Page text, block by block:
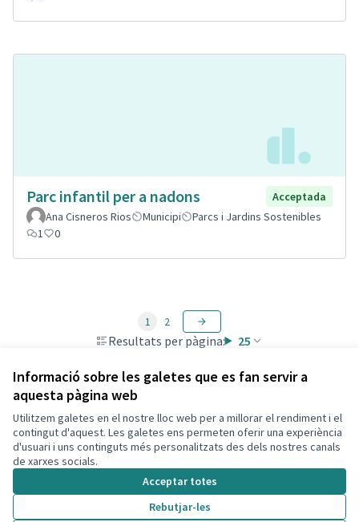
Informació sobre les galetes que es fan servir a
aquesta pàgina web
Utilitzem galetes en el nostre lloc web per a millorar el rendiment i el
contingut d'aquest. Les galetes ens permeten oferir una experiència
d'usuari i uns continguts més personalitzats des dels nostres canals
de xarxes socials.
Acceptar totes
Rebutjar-les
Parc infantil per a nadons
Acceptada
Ana Cisneros Rios
Municipi
Parcs i Jardins Sostenibles
1
0
Resultats per pàgina: 25
1 2
Termes i condicions d'ús
Configuració de les galetes
Decidim Calafell a X
(Enllaç extern)
Decidim Calafell a Facebook
Decidim Calafell a YouTube
Decidim Calafell a GitHub
(Enllaç extern)